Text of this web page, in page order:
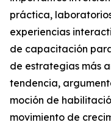
práctica,
experiencias
de capacitación
de estrategias más
tendencia,
moción de
movimiento de